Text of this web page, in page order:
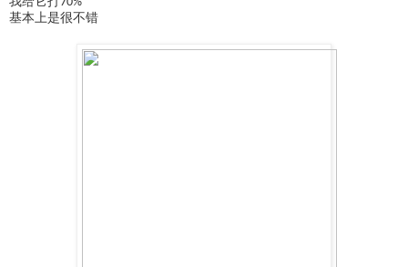
基本上是很不错